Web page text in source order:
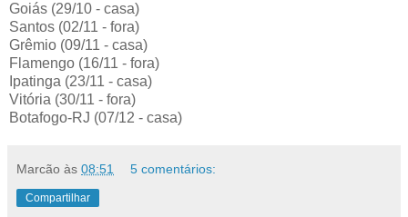
Goiás (29/10 - casa)
Santos (02/11 - fora)
Grêmio (09/11 - casa)
Flamengo (16/11 - fora)
Ipatinga (23/11 - casa)
Vitória (30/11 - fora)
Botafogo-RJ (07/12 - casa)
Marcão às 08:51 5 comentários:
Compartilhar